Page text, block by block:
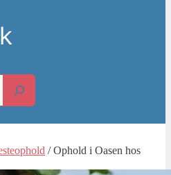
/ Ophold i Oasen hos